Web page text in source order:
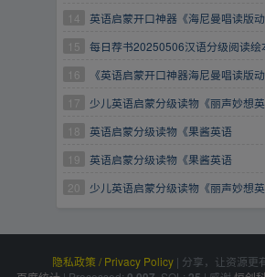
【83GB】
14
英语启蒙开口神器《海尼曼唱读版动
阶段》
15
每日荐书20250506汉语分级阅读绘
霞小学语数英学习资料包
16
《英语启蒙开口神器海尼曼唱读版
阶段》【904.7MB】
17
少儿英语启蒙分级读物《丽声妙想
本(PDF+音频)》
18
英语启蒙分级读物《果酱英语
JamJamEnglish(绘本音视频+点读包+配套
料)》
19
英语启蒙分级读物《果酱英语
JamJamEnglish(绘本音视频+点读包+配
20
少儿英语启蒙分级读物《丽声妙想
隐私政策 / Privacy Policy | 分享，让资源更